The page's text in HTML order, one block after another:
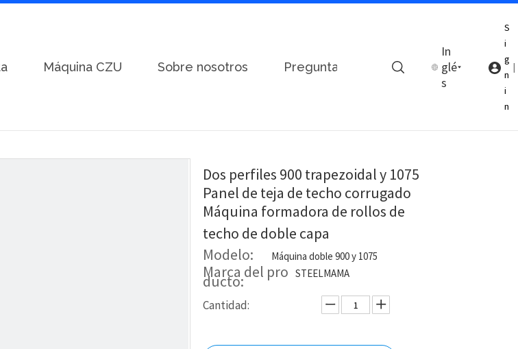
Máquina CZU Sobre nosotros Preguntas más frecuentes
In
glé
s
S
i
g
n
i
n
|
900 trapezoidal y 1075 Panel de teja de techo corrugado Máquina formadora de rollos de techo de doble capa
Dos perfiles 900 trapezoidal y 1075
Panel de teja de techo corrugado
Máquina formadora de rollos de
techo de doble capa
Modelo:
Máquina doble 900 y 1075
Marca del pro
ducto: STEELMAMA
Cantidad: